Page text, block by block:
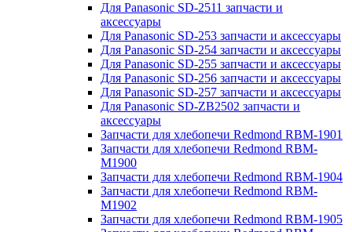
Для Panasonic SD-2511 запчасти и
аксессуары
Для Panasonic SD-253 запчасти и аксессуары
Для Panasonic SD-254 запчасти и аксессуары
Для Panasonic SD-255 запчасти и аксессуары
Для Panasonic SD-256 запчасти и аксессуары
Для Panasonic SD-257 запчасти и аксессуары
Для Panasonic SD-ZB2502 запчасти и
аксессуары
Запчасти для хлебопечи Redmond RBM-1901
Запчасти для хлебопечи Redmond RBM-
M1900
Запчасти для хлебопечи Redmond RBM-1904
Запчасти для хлебопечи Redmond RBM-
M1902
Запчасти для хлебопечи Redmond RBM-1905